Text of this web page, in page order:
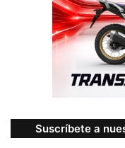
Suscríbete a